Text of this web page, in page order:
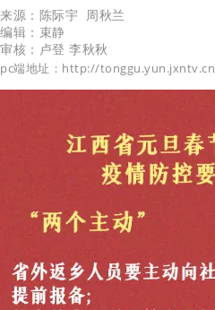
来源：陈际宇 周秋兰
编辑：束静
审核：卢登 李秋秋
pc端地址：http://tonggu.yun.jxntv.cn